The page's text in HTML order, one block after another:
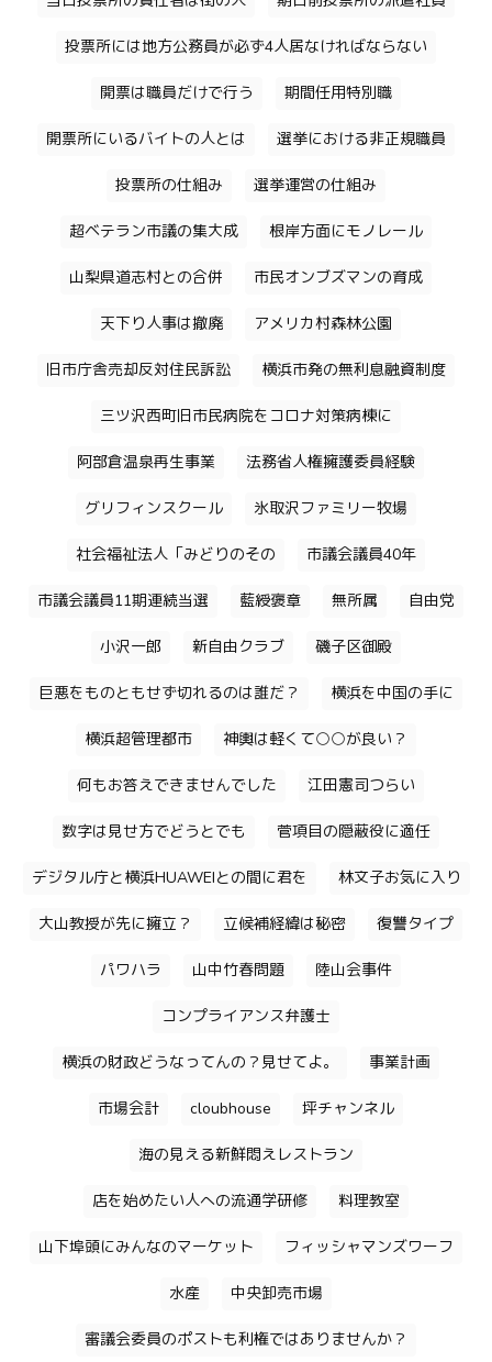
投票所には地方公務員が必ず4人居なければならない
開票は職員だけで行う 期間任用特別職
開票所にいるバイトの人とは 選挙における非正規職員
投票所の仕組み 選挙運営の仕組み
超ベテラン市議の集大成 根岸方面にモノレール
山梨県道志村との合併 市民オンブズマンの育成
天下り人事は撤廃 アメリカ村森林公園
旧市庁舎売却反対住民訴訟 横浜市発の無利息融資制度
三ツ沢西町旧市民病院をコロナ対策病棟に
阿部倉温泉再生事業 法務省人権擁護委員経験
グリフィンスクール 氷取沢ファミリー牧場
社会福祉法人「みどりのその 市議会議員40年
市議会議員11期連続当選 藍綬褒章 無所属 自由党
小沢一郎 新自由クラブ 磯子区御殿
巨悪をものともせず切れるのは誰だ？ 横浜を中国の手に
横浜超管理都市 神輿は軽くて○○が良い？
何もお答えできませんでした 江田憲司つらい
数字は見せ方でどうとでも 菅項目の隠蔽役に適任
デジタル庁と横浜HUAWEIとの間に君を 林文子お気に入り
大山教授が先に擁立？ 立候補経緯は秘密 復讐タイプ
パワハラ 山中竹春問題 陸山会事件
コンプライアンス弁護士
横浜の財政どうなってんの？見せてよ。 事業計画
市場会計 cloubhouse 坪チャンネル
海の見える新鮮悶えレストラン
店を始めたい人への流通学研修 料理教室
山下埠頭にみんなのマーケット フィッシャマンズワーフ
水産 中央卸売市場
審議会委員のポストも利権ではありませんか？